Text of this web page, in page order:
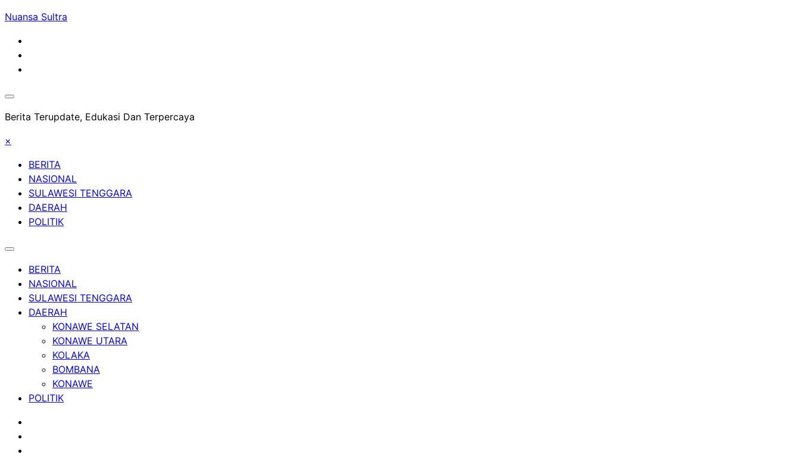
Skip
content
Nuansa Sultra
Berita Terupdate, Edukasi Dan Terpercaya
×
BERITA
NASIONAL
SULAWESI TENGGARA
DAERAH
POLITIK
BERITA
NASIONAL
SULAWESI TENGGARA
DAERAH
KONAWE SELATAN
KONAWE UTARA
KOLAKA
BOMBANA
KONAWE
POLITIK